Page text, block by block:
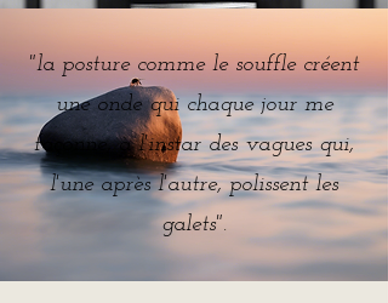
"la posture comme le souffle créent
une onde qui chaque jour me
façonne, à l'instar des vagues qui,
l'une après l'autre, polissent les
galets".